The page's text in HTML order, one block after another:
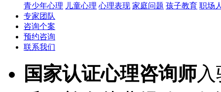
青少年心理 儿童心理 心理表现 家庭问题 孩子教育 职场
专家团队
咨询个案
预约咨询
联系我们
国家认证心理咨询师